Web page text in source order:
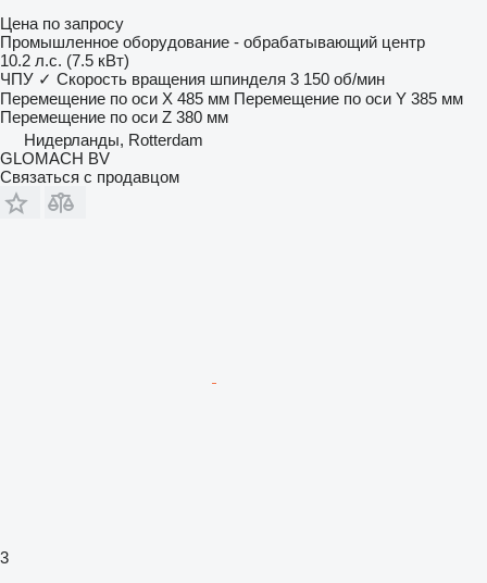
Цена по запросу
Промышленное оборудование - обрабатывающий центр
10.2 л.с. (7.5 кВт)
ЧПУ ✓ Скорость вращения шпинделя 3 150 об/мин
Перемещение по оси X 485 мм Перемещение по оси Y 385 мм
Перемещение по оси Z 380 мм
Нидерланды, Rotterdam
GLOMACH BV
Связаться с продавцом
3